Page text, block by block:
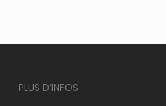
PLUS D’INFOS